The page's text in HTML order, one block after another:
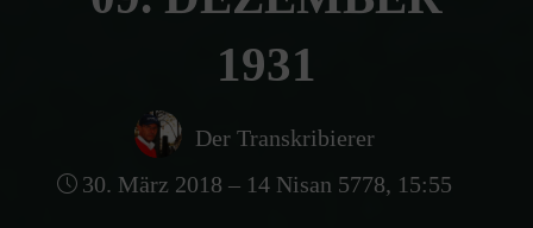
1931
Der Transkribierer
30. März 2018 – 14 Nisan 5778, 15:55